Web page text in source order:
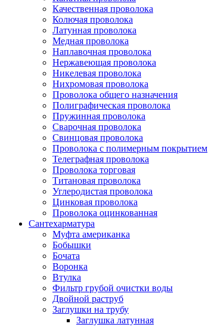
Качественная проволока
Колючая проволока
Латунная проволока
Медная проволока
Наплавочная проволока
Нержавеющая проволока
Никелевая проволока
Нихромовая проволока
Проволока общего назначения
Полиграфическая проволока
Пружинная проволока
Сварочная проволока
Свинцовая проволока
Проволока с полимерным покрытием
Телеграфная проволока
Проволока торговая
Титановая проволока
Углеродистая проволока
Цинковая проволока
Проволока оцинкованная
Сантехарматура
Муфта американка
Бобышки
Бочата
Воронка
Втулка
Фильтр грубой очистки воды
Двойной раструб
Заглушки на трубу
Заглушка латунная